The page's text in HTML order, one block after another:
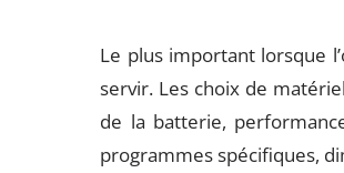
Le plus important lorsque
servir. Les choix de
de la batterie,
programmes spécifiques,